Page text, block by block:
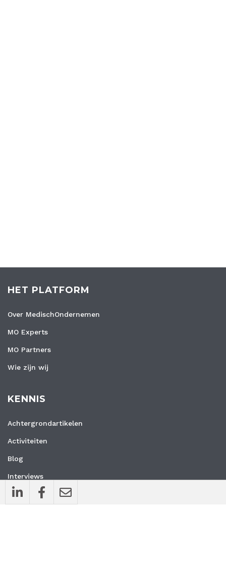
HET PLATFORM
Over MedischOndernemen
MO Experts
MO Partners
Wie zijn wij
KENNIS
Achtergrondartikelen
Activiteiten
Blog
Interviews
Nieuws